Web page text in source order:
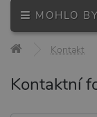
Kontakt
Kontaktní
MOHLO